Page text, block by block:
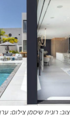
רונית שיסמן צילום: